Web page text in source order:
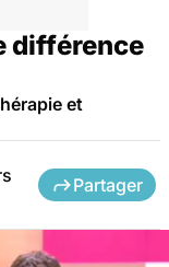
différence
et
Partager